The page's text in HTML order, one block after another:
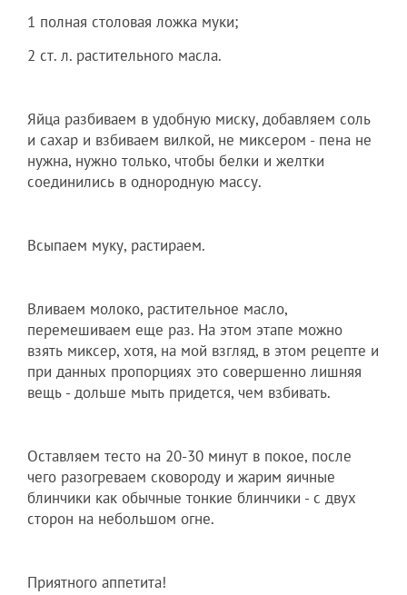
1 полная столовая ложка муки;
2 ст. л. растительного масла.
Яйца разбиваем в удобную миску, добавляем соль
и сахар и взбиваем вилкой, не миксером - пена не
нужна, нужно только, чтобы белки и желтки
соединились в однородную массу.
Всыпаем муку, растираем.
Вливаем молоко, растительное масло,
перемешиваем еще раз. На этом этапе можно
взять миксер, хотя, на мой взгляд, в этом рецепте и
при данных пропорциях это совершенно лишняя
вещь - дольше мыть придется, чем взбивать.
Оставляем тесто на 20-30 минут в покое, после
чего разогреваем сковороду и жарим яичные
блинчики как обычные тонкие блинчики - с двух
сторон на небольшом огне.
Приятного аппетита!